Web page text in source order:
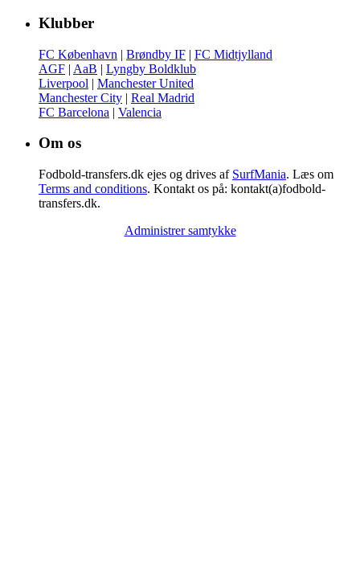
Klubber
FC København | Brøndby IF | FC Midtjylland
AGF | AaB | Lyngby Boldklub
Liverpool | Manchester United
Manchester City | Real Madrid
FC Barcelona | Valencia
Om os
Fodbold-transfers.dk ejes og drives af SurfMania. Læs om
Terms and conditions. Kontakt os på: kontakt(a)fodbold-
transfers.dk.
Administrer samtykke